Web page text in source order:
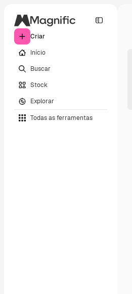
Criar
Início
Buscar
Stock
Explorar
Todas as ferramentas